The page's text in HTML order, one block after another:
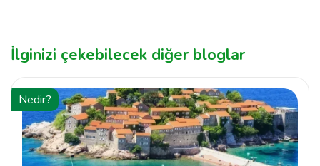
İlginizi çekebilecek diğer bloglar
Nedir?